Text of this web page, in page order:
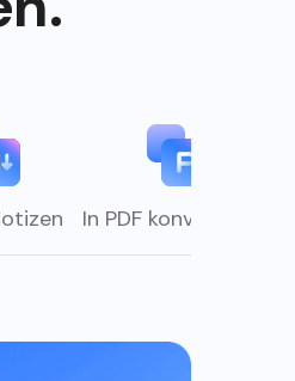
In PDF konvertieren